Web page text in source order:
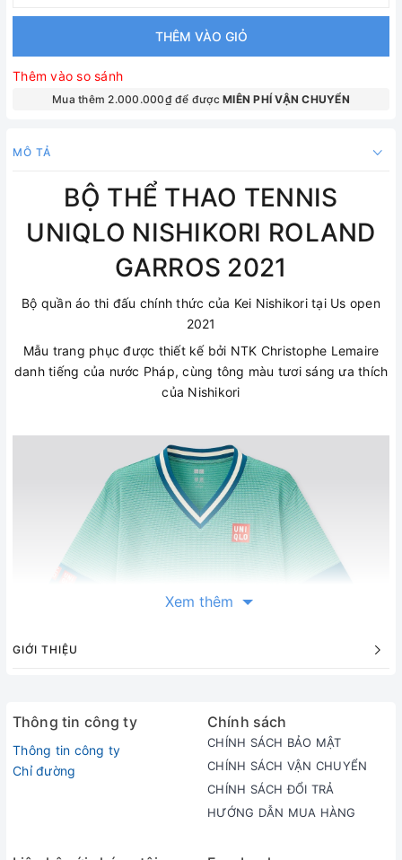
THÊM VÀO GIỎ
Thêm vào so sánh
Mua thêm 2.000.000₫ để đượcMIÊN PHÍ VẬN CHUYỂN
MÔ TẢ
BỘ THỂ THAO TENNIS
UNIQLO NISHIKORI ROLAND
GARROS 2021
Bộ quần áo thi đấu chính thức của Kei Nishikori tại Us open
2021
Mẫu trang phục được thiết kế bởi NTK Christophe Lemaire
danh tiếng của nước Pháp, cùng tông màu tươi sáng ưa thích
của Nishikori
Xem thêm
GIỚI THIỆU
Thông tin công ty
Thông tin công ty
Chỉ đường
Chính sách
CHÍNH SÁCH BẢO MẬT
CHÍNH SÁCH VẬN CHUYỂN
CHÍNH SÁCH ĐỔI TRẢ
HƯỚNG DẪN MUA HÀNG